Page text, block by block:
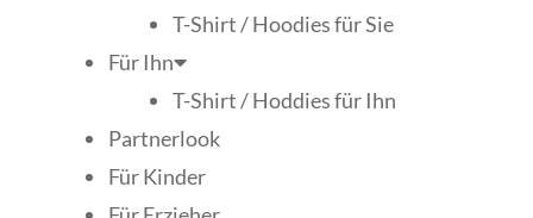
T-Shirt / Hoodies für Sie
Für Ihn
T-Shirt / Hoddies für Ihn
Partnerlook
Für Kinder